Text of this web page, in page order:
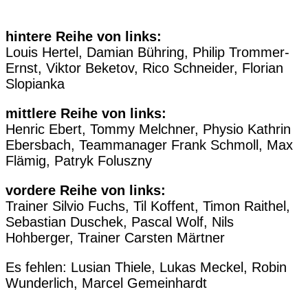
hintere Reihe von links:
Louis Hertel, Damian Bühring, Philip Trommer-
Ernst, Viktor Beketov, Rico Schneider, Florian
Slopianka
mittlere Reihe von links:
Henric Ebert, Tommy Melchner, Physio Kathrin
Ebersbach, Teammanager Frank Schmoll, Max
Flämig, Patryk Foluszny
vordere Reihe von links:
Trainer Silvio Fuchs, Til Koffent, Timon Raithel,
Sebastian Duschek, Pascal Wolf, Nils
Hohberger, Trainer Carsten Märtner
Es fehlen: Lusian Thiele, Lukas Meckel, Robin
Wunderlich, Marcel Gemeinhardt